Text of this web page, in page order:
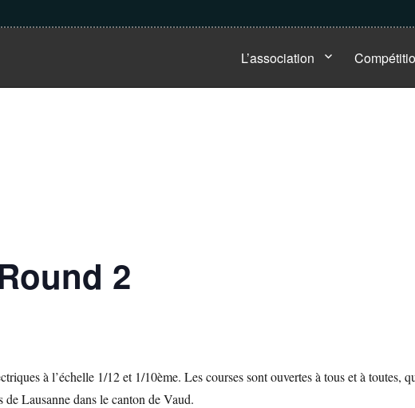
L’association
2
à l’échelle 1/12 et 1/10ème. Les courses sont ouvertes à tous et à toutes,
Lausanne dans le canton de Vaud.